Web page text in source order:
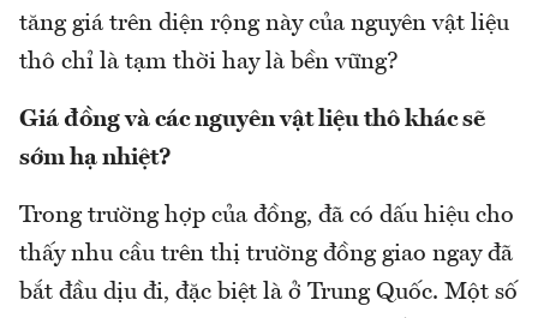
tăng giá trên diện rộng này của nguyên vật liệu
thô chỉ là tạm thời hay là bền vững?
Giá đồng và các nguyên vật liệu thô khác sẽ
sớm hạ nhiệt?
Trong trường hợp của đồng, đã có dấu hiệu cho
thấy nhu cầu trên thị trường đồng giao ngay đã
bắt đầu dịu đi, đặc biệt là ở Trung Quốc. Một số